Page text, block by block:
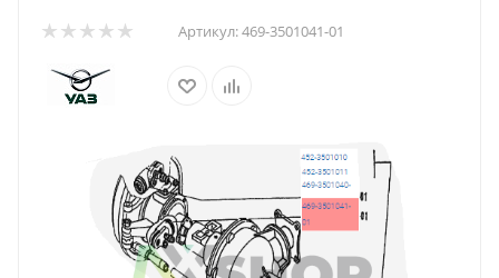
Артикул:469-3501041-01